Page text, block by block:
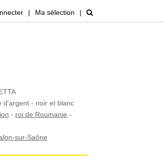
| Ma sélection |
d'argent - noir et blanc
- roi de Roumanie -
sur-Saône